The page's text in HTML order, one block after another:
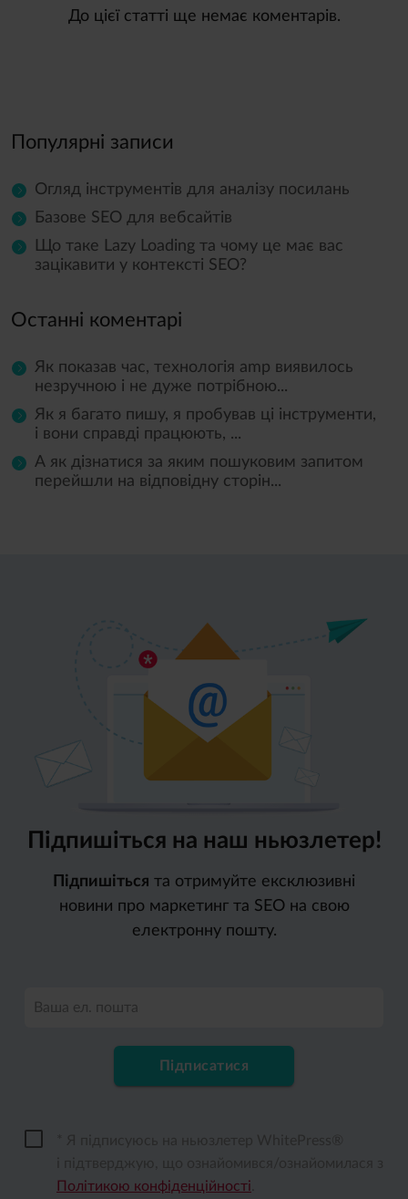
До цієї статті ще немає коментарів.
Популярні записи
Огляд інструментів для аналізу посилань
Базове SEO для вебсайтів
Що таке Lazy Loading та чому це має вас
зацікавити у контексті SEO?
Останні коментарі
Як показав час, технологія amp виявилось
незручною і не дуже потрібною...
Як я багато пишу, я пробував ці інструменти,
і вони справді працюють, ...
А як дізнатися за яким пошуковим запитом
перейшли на відповідну сторін...
Підпишіться на наш ньюзлетер!
Підпишіться та отримуйте ексклюзивні
новини про маркетинг та SEO на свою
електронну пошту.
Ваша ел. пошта
Підписатися
Політикою конфіденційності